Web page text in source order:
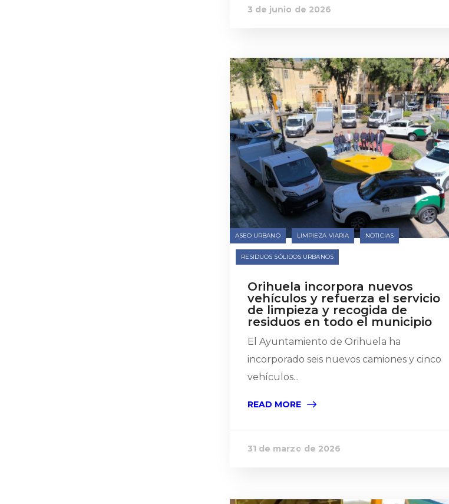
3 de junio de 2026
ASEO URBANO LIMPIEZA VIARIA NOTICIAS
RESIDUOS SÓLIDOS URBANOS
Orihuela incorpora nuevos
vehículos y refuerza el servicio
de limpieza y recogida de
residuos en todo el municipio
El Ayuntamiento de Orihuela ha
incorporado seis nuevos camiones y cinco
vehículos...
READ MORE
31 de marzo de 2026